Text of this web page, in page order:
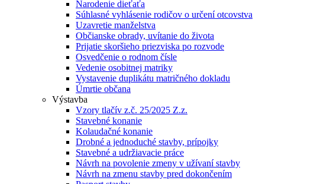
Narodenie dieťaťa
Súhlasné vyhlásenie rodičov o určení otcovstva
Uzavretie manželstva
Občianske obrady, uvítanie do života
Prijatie skoršieho priezviska po rozvode
Osvedčenie o rodnom čísle
Vedenie osobitnej matriky
Vystavenie duplikátu matričného dokladu
Úmrtie občana
Výstavba
Vzory tlačív z.č. 25/2025 Z.z.
Stavebné konanie
Kolaudačné konanie
Drobné a jednoduché stavby, prípojky
Stavebné a udržiavacie práce
Návrh na povolenie zmeny v užívaní stavby
Návrh na zmenu stavby pred dokončením